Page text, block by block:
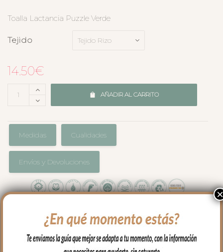
Toalla Lactancia Puzzle Verde
Tejido
14.50€
AÑADIR AL CARRITO
Medidas Cualidades
Envíos y Devoluciones
En rizo de algodón con el borde a juego
con la colección que hayas elegido para
×